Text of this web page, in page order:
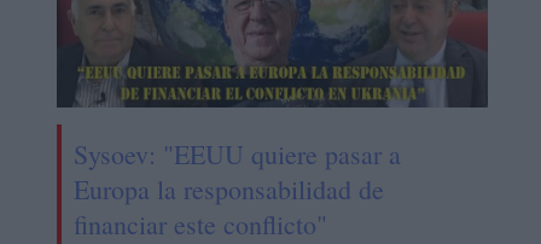
Sysoev: "EEUU quiere pasar a
Europa la responsabilidad de
financiar este conflicto"